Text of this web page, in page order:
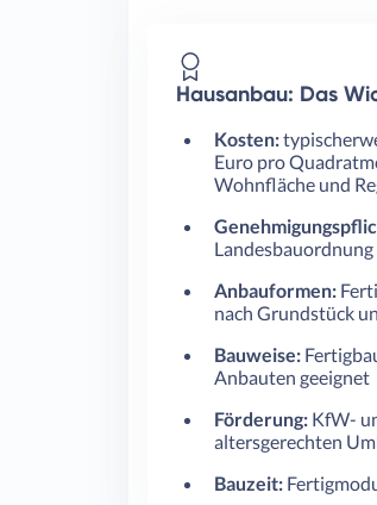
Hausanbau: Das
Kosten:
Euro pro
Wohnfläche und
Landesbauordnung
Anbauformen:
nach Grundstück
Bauweise:
Anbauten geeignet
Förderung: KfW-
altersgerechten
Bauzeit: